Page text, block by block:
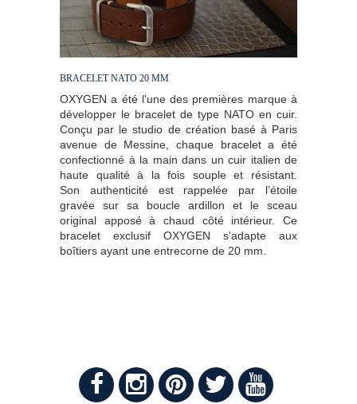
BRACELET NATO 20 MM
OXYGEN a été l'une des premières marque à
développer le bracelet de type NATO en cuir.
Conçu par le studio de création basé à Paris
avenue de Messine, chaque bracelet a été
confectionné à la main dans un cuir italien de
haute qualité à la fois souple et résistant.
Son authenticité est rappelée par l’étoile
gravée sur sa boucle ardillon et le sceau
original apposé à chaud côté intérieur. Ce
bracelet exclusif OXYGEN s'adapte aux
boîtiers ayant une entrecorne de 20 mm.